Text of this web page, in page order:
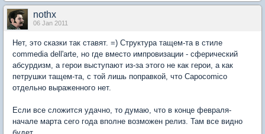
nothx
06 Jan 2011
Нет, это сказки так ставят. =) Структура тащем-та в стиле
commedia dell'arte, но где вместо импровизации - сферический
абсурдизм, а герои выступают из-за этого не как герои, а как
петрушки тащем-та, с той лишь поправкой, что Capocomico
отдельно выраженного нет.
Если все сложится удачно, то думаю, что в конце февраля-
начале марта сего года вполне возможен релиз. Там все видно